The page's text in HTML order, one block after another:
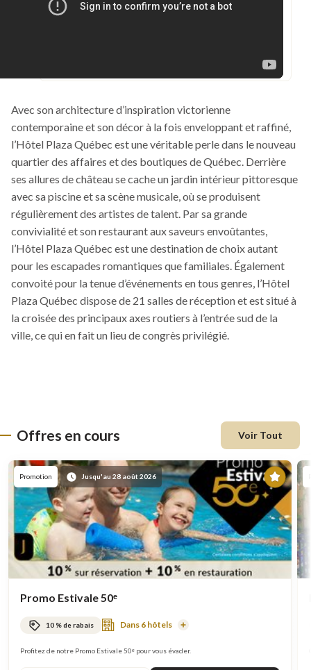
Avec son architecture d’inspiration victorienne
contemporaine et son décor à la fois enveloppant et raffiné,
l’Hôtel Plaza Québec est une véritable perle dans le nouveau
quartier des affaires et des boutiques de Québec. Derrière
ses allures de château se cache un jardin intérieur pittoresque
avec sa piscine et sa scène musicale, où se produisent
régulièrement des artistes de talent. Par sa grande
convivialité et son restaurant aux saveurs envoûtantes,
l’Hôtel Plaza Québec est une destination de choix autant
pour les escapades romantiques que familiales. Également
convoité pour la tenue d’événements en tous genres, l’Hôtel
Plaza Québec dispose de 21 salles de réception et est situé à
la croisée des principaux axes routiers à l’entrée sud de la
ville, ce qui en fait un lieu de congrès privilégié.
Offres en cours Voir Tout
Promotion Jusqu'au 28 août 2026
En
Promo Estivale 50ᵉ
10 % de rabais Dans 6 hôtels
En
Profitez de notre Promo Estivale 50ᵉ pour vous évader.